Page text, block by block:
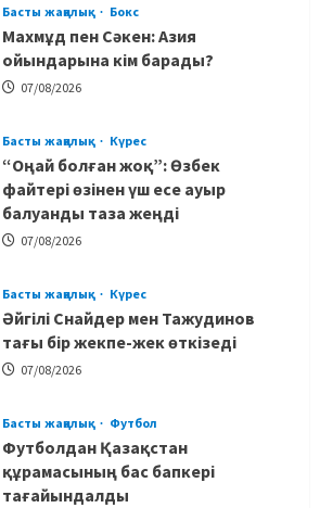
Басты жаңалық Бокс
Махмұд пен Сәкен: Азия
ойындарына кім барады?
07/08/2026
Басты жаңалық Күрес
“Оңай болған жоқ”: Өзбек
файтері өзінен үш есе ауыр
балуанды таза жеңді
07/08/2026
Басты жаңалық Күрес
Әйгілі Снайдер мен Тажудинов
тағы бір жекпе-жек өткізеді
07/08/2026
Басты жаңалық Футбол
Футболдан Қазақстан
құрамасының бас бапкері
тағайындалды